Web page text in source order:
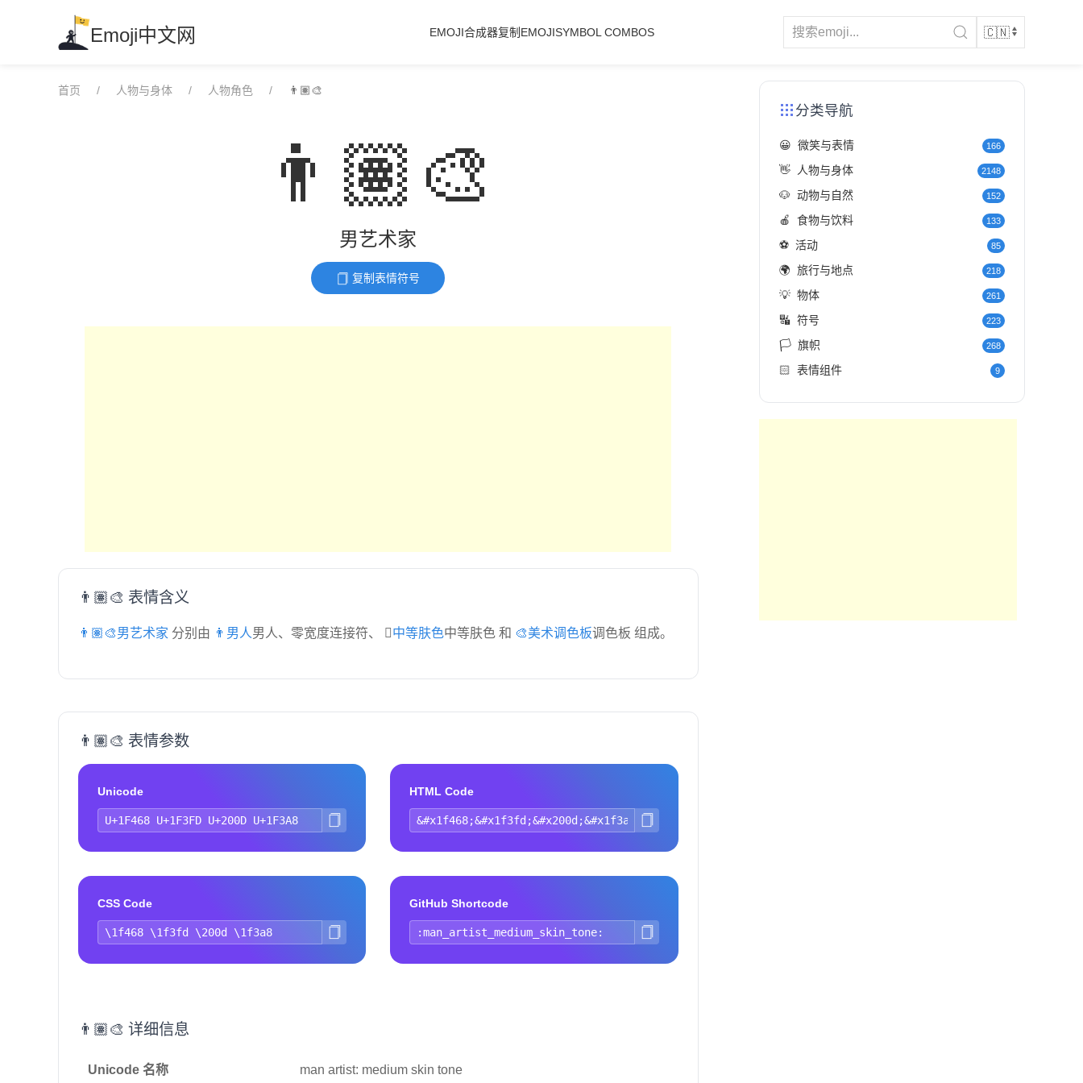
Emoji中文网 EMOJI合成器复制EMOJISYMBOL COMBOS
首页 人物与身体 人物角色 👨🏽‍🎨
👨🏽‍🎨
男艺术家
复制表情符号
👨🏽‍🎨 表情含义
👨🏽‍🎨男艺术家 分别由 👨男人男人、零宽度连接符、🏽中等肤色中等肤色 和 🎨美术调色板调色板 组成。
👨🏽‍🎨 表情参数
Unicode HTML Code
CSS Code GitHub Shortcode
👨🏽‍🎨 详细信息
Unicode 名称 man artist: medium skin tone
分类导航
😀 微笑与表情 166
👋 人物与身体 2148
🐶 动物与自然 152
🍎 食物与饮料 133
⚽ 活动 85
🌍 旅行与地点 218
💡 物体 261
🔣 符号 223
🏳️ 旗帜 268
🏻 表情组件 9